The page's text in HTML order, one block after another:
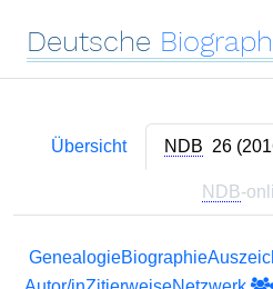
Deutsche
Übersicht NDB 26
NDB-
GenealogieBiographie